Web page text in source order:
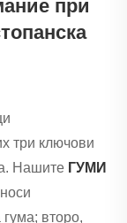
при
три ключови
Нашите ГУМИ
второ,